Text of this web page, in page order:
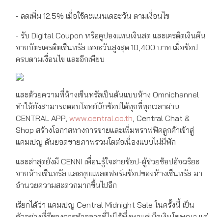
- ลดเพิ่ม 12.5% เมื่อใช้คะแนนเดอะวัน ตามเงื่อนไข
- รับ Digital Coupon หรือคูปองแทนเงินสด และเครดิตเงินคืน
จากบัตรเครดิตเซ็นทรัล เดอะวันสูงสุด 10,400 บาท เมื่อช้อป
ครบตามเงื่อนไข และอีกเพียบ
และด้วยความที่ห้างเซ็นทรัลเป็นต้นแบบห้าง Omnichannel
ทำให้ยังสามารถตอบโจทย์นักช้อปได้ทุกที่ทุกเวลาผ่าน
CENTRAL APP, www.central.co.th, Central Chat &
Shop สร้างโอกาสทางการขายและเพิ่มทราฟฟิคลูกค้าเข้าสู่
แคมเปญ ดันยอดขายภาพรวมโตต่อเนื่องแบบไม่มีพัก
และล่าสุดยังมี CENNI เพื่อนรู้ใจสายช้อป-ผู้ช่วยช้อปอัจฉริยะ
จากห้างเซ็นทรัล และทุกแพลตฟอร์มช้อปของห้างเซ็นทรัล มา
อำนวยความสะดวกมากขึ้นไปอีก
เรียกได้ว่า แคมเปญ Central Midnight Sale ในครั้งนี้ เป็น